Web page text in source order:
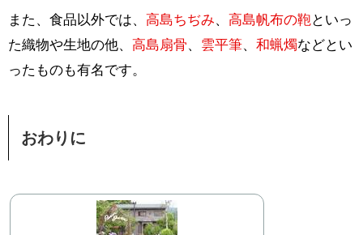
また、食品以外では、 高島ちぢみ、 高島帆布の鞄といっ
た織物や生地の他、 高島扇骨、 雲平筆、 和蝋燭などとい
ったものも有名です。
おわりに